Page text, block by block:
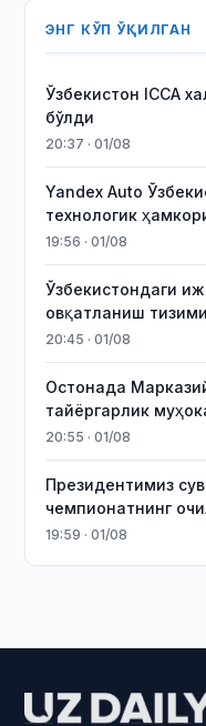
ЭНГ КЎП ЎҚИЛГАН
Ўзбекистон ICCA
бўлди
20:37 · 01/08
Yandex Auto
технологик
19:56 · 01/08
Ўзбекистондаги
овқатланиш
20:45 · 01/08
Остонада
тайёргарлик
20:55 · 01/08
Президентимиз
чемпионатнинг
19:59 · 01/08